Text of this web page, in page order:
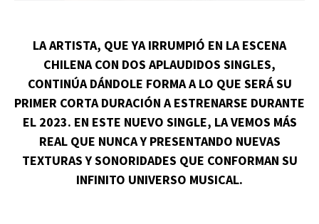
LA ARTISTA, QUE YA IRRUMPIÓ EN LA ESCENA
CHILENA CON DOS APLAUDIDOS SINGLES,
CONTINÚA DÁNDOLE FORMA A LO QUE SERÁ SU
PRIMER CORTA DURACIÓN A ESTRENARSE DURANTE
EL 2023. EN ESTE NUEVO SINGLE, LA VEMOS MÁS
REAL QUE NUNCA Y PRESENTANDO NUEVAS
TEXTURAS Y SONORIDADES QUE CONFORMAN SU
INFINITO UNIVERSO MUSICAL.